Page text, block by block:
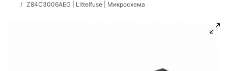
Z84C3006AEG | Littelfuse | Микросхема